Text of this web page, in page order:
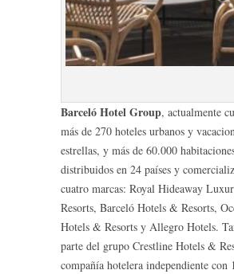
Barceló Hotel Group, actualmente
más de 270 hoteles urbanos y
estrellas, y más de 60.000
distribuidos en 24 países y
cuatro marcas: Royal Hideaway
Resorts, Barceló Hotels & Resorts,
Hotels & Resorts y Allegro Hotels.
parte del grupo Crestline Hotels &
compañía hotelera independiente con